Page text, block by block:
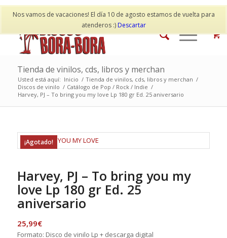
Nos vamos de vacaciones! El día 10 de agosto estamos de vuelta para
atenderos :)Descartar
Mi cuenta Contacto
Tienda de vinilos, cds, libros y merchan
Usted está aquí: Inicio / Tienda de vinilos, cds, libros y merchan /
Discos de vinilo / Catálogo de Pop / Rock / Indie /
Harvey, PJ – To bring you my love Lp 180 gr Ed. 25 aniversario
¡Agotado!
Harvey, PJ – To bring you my
love Lp 180 gr Ed. 25
aniversario
25,99€
Formato: Disco de vinilo Lp + descarga digital